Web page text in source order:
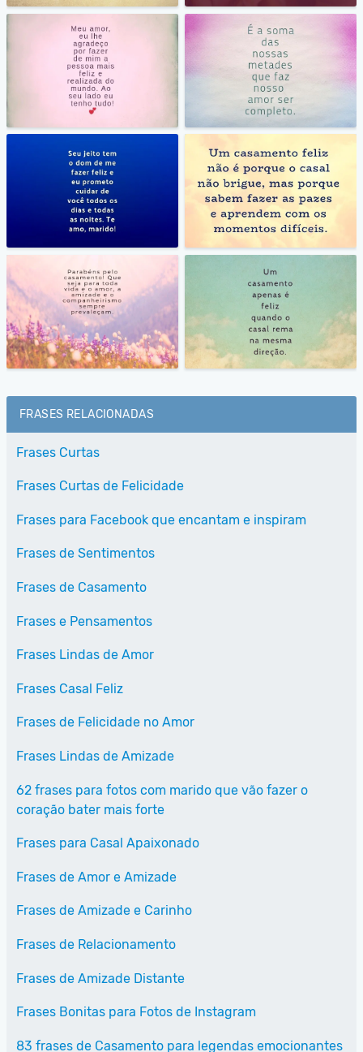
FRASES RELACIONADAS
Frases Curtas
Frases Curtas de Felicidade
Frases para Facebook que encantam e inspiram
Frases de Sentimentos
Frases de Casamento
Frases e Pensamentos
Frases Lindas de Amor
Frases Casal Feliz
Frases de Felicidade no Amor
Frases Lindas de Amizade
62 frases para fotos com marido que vão fazer o
coração bater mais forte
Frases para Casal Apaixonado
Frases de Amor e Amizade
Frases de Amizade e Carinho
Frases de Relacionamento
Frases de Amizade Distante
Frases Bonitas para Fotos de Instagram
83 frases de Casamento para legendas emocionantes